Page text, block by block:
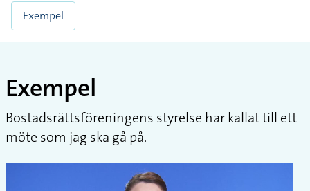
Exempel
Exempel
Bostadsrättsföreningens styrelse har kallat till ett
möte som jag ska gå på.